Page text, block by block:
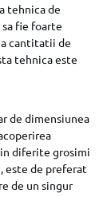
tehnica de
fie foarte
cantitatii de
tehnica este
de dimensiunea
diferite grosimi
este de preferat
de un singur